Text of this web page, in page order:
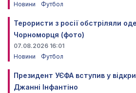
Новини
Футбол
Терористи з росії обстріляли
Чорноморця (фото)
07.08.2026 16:01
Новини
Футбол
Президент УЄФА вступив у
Джанні Інфантіно